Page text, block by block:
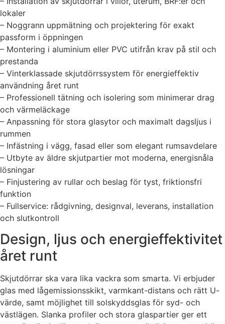
lokaler
– Noggrann uppmätning och projektering för exakt
passform i öppningen
– Montering i aluminium eller PVC utifrån krav på stil och
prestanda
– Vinterklassade skjutdörrssystem för energieffektiv
användning året runt
– Professionell tätning och isolering som minimerar drag
och värmeläckage
– Anpassning för stora glasytor och maximalt dagsljus i
rummen
– Infästning i vägg, fasad eller som elegant rumsavdelare
– Utbyte av äldre skjutpartier mot moderna, energisnåla
lösningar
– Finjustering av rullar och beslag för tyst, friktionsfri
funktion
– Fullservice: rådgivning, designval, leverans, installation
och slutkontroll
Design, ljus och energieffektivitet
året runt
Skjutdörrar ska vara lika vackra som smarta. Vi erbjuder
glas med lågemissionsskikt, varmkant-distans och rätt U-
värde, samt möjlighet till solskyddsglas för syd- och
västlägen. Slanka profiler och stora glaspartier ger ett